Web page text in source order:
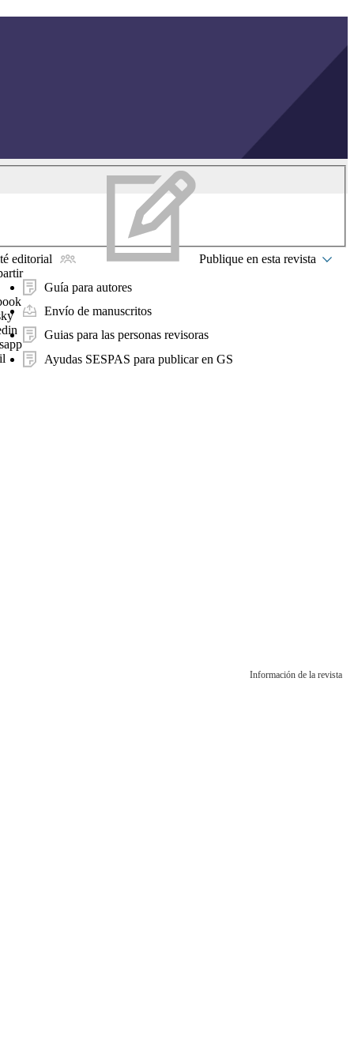
editorial Publique en esta revista
Guía para autores
Envío de manuscritos
Guias para las personas revisoras
Ayudas SESPAS para publicar en GS
Información de la revista